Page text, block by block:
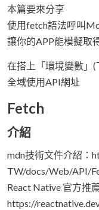
本篇要來分享
使用fetch語法呼叫
讓你的APP能模擬取
在搭上「環境變數」(
全域使用API網址
Fetch
介紹
mdn技術文件介紹：
TW/docs/Web/API/
React Native 官方推
https://